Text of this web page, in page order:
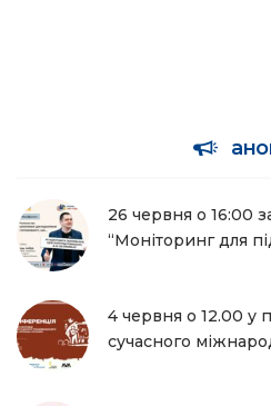
26 червня о 16:00
“Моніторинг для
4 червня о 12.00 у
сучасного